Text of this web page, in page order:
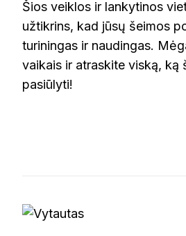
Šios veiklos ir lankytinos
užtikrins, kad jūsų šeimos
turiningas ir naudingas.
vaikais ir atraskite viską, ką
pasiūlyti!